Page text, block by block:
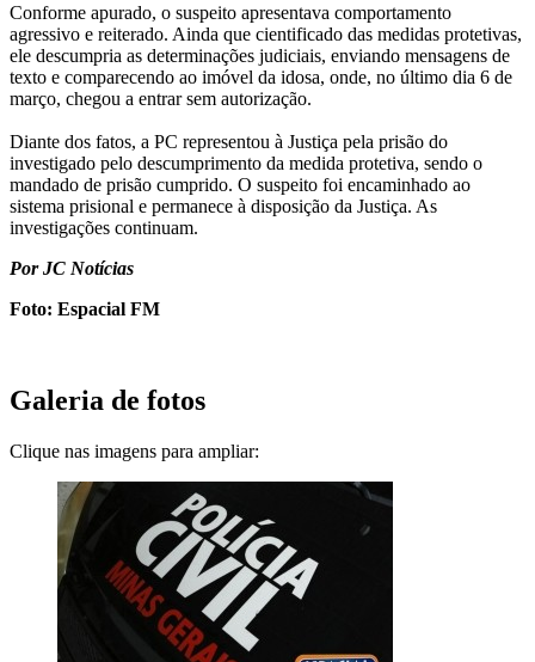
Conforme apurado, o suspeito apresentava comportamento
agressivo e reiterado. Ainda que cientificado das medidas protetivas,
ele descumpria as determinações judiciais, enviando mensagens de
texto e comparecendo ao imóvel da idosa, onde, no último dia 6 de
março, chegou a entrar sem autorização.
Diante dos fatos, a PC representou à Justiça pela prisão do
investigado pelo descumprimento da medida protetiva, sendo o
mandado de prisão cumprido. O suspeito foi encaminhado ao
sistema prisional e permanece à disposição da Justiça. As
investigações continuam.
Por JC Notícias
Foto: Espacial FM
Galeria de fotos
Clique nas imagens para ampliar: